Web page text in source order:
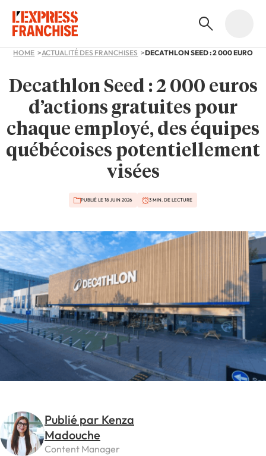
HOME ACTUALITÉ DES FRANCHISES
Decathlon Seed : 2 000 euros
d’actions gratuites pour
chaque employé, des équipes
québécoises potentiellement
visées
PUBLIÉ LE 18 JUIN 2026 3 MIN. DE LECTURE
Publié par Kenza
Madouche
Content Manager